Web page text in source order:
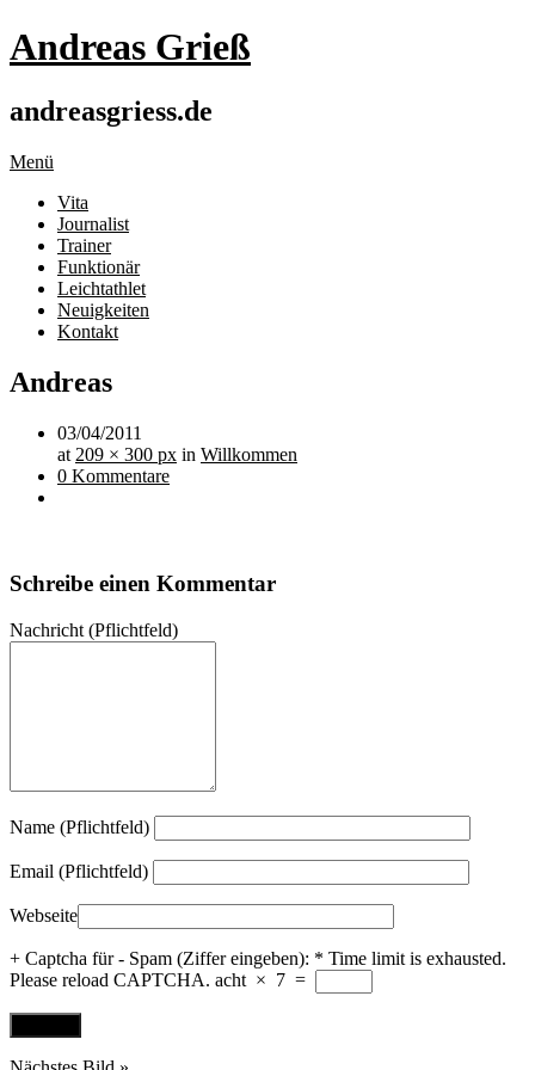
Andreas Grieß
andreasgriess.de
Menü
Vita
Journalist
Trainer
Funktionär
Leichtathlet
Neuigkeiten
Kontakt
Andreas
03/04/2011
at 209 × 300 px in Willkommen
0 Kommentare
Schreibe einen Kommentar
Nachricht (Pflichtfeld)
Name (Pflichtfeld)
Email (Pflichtfeld)
Webseite
+ Captcha für - Spam (Ziffer eingeben): * Time limit is exhausted.
Please reload CAPTCHA. acht × 7 =